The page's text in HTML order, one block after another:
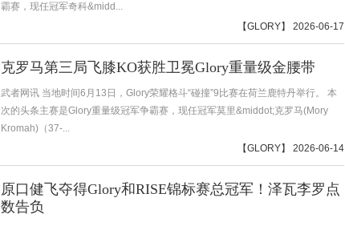
霸赛，现任冠军奇科&midd...
【GLORY】 2026-06-17
克罗马第三局飞膝KO获胜卫冕Glory重量级金腰带
武者网讯 当地时间6月13日，Glory荣耀格斗“碰撞”9比赛在荷兰鹿特丹举行。 本
次的头条主赛是Glory重量级冠军争霸赛，现任冠军莫里&middot;克罗马(Mory
Kromah)（37-...
【GLORY】 2026-06-14
原口健飞夺得Glory和RISE锦标赛总冠军！泽瓦李罗点
数告负